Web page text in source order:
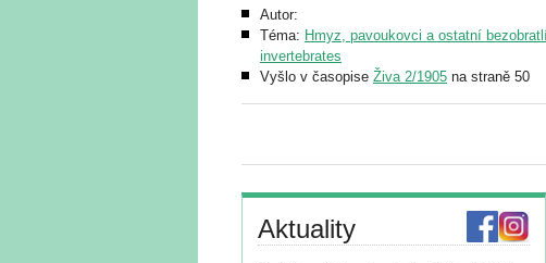
Autor:
Téma: Hmyz, pavoukovci a ostatní
invertebrates
Vyšlo v časopise Živa 2/1905 na straně 50
Aktuality